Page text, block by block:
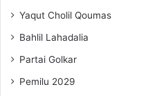
Yaqut Cholil Qoumas
Bahlil Lahadalia
Partai Golkar
Pemilu 2029